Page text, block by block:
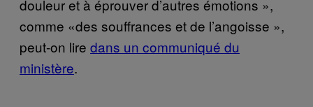
douleur et à éprouver d’autres émotions »,
comme «des souffrances et de l’angoisse »,
peut-on lire dans un communiqué du
ministère.